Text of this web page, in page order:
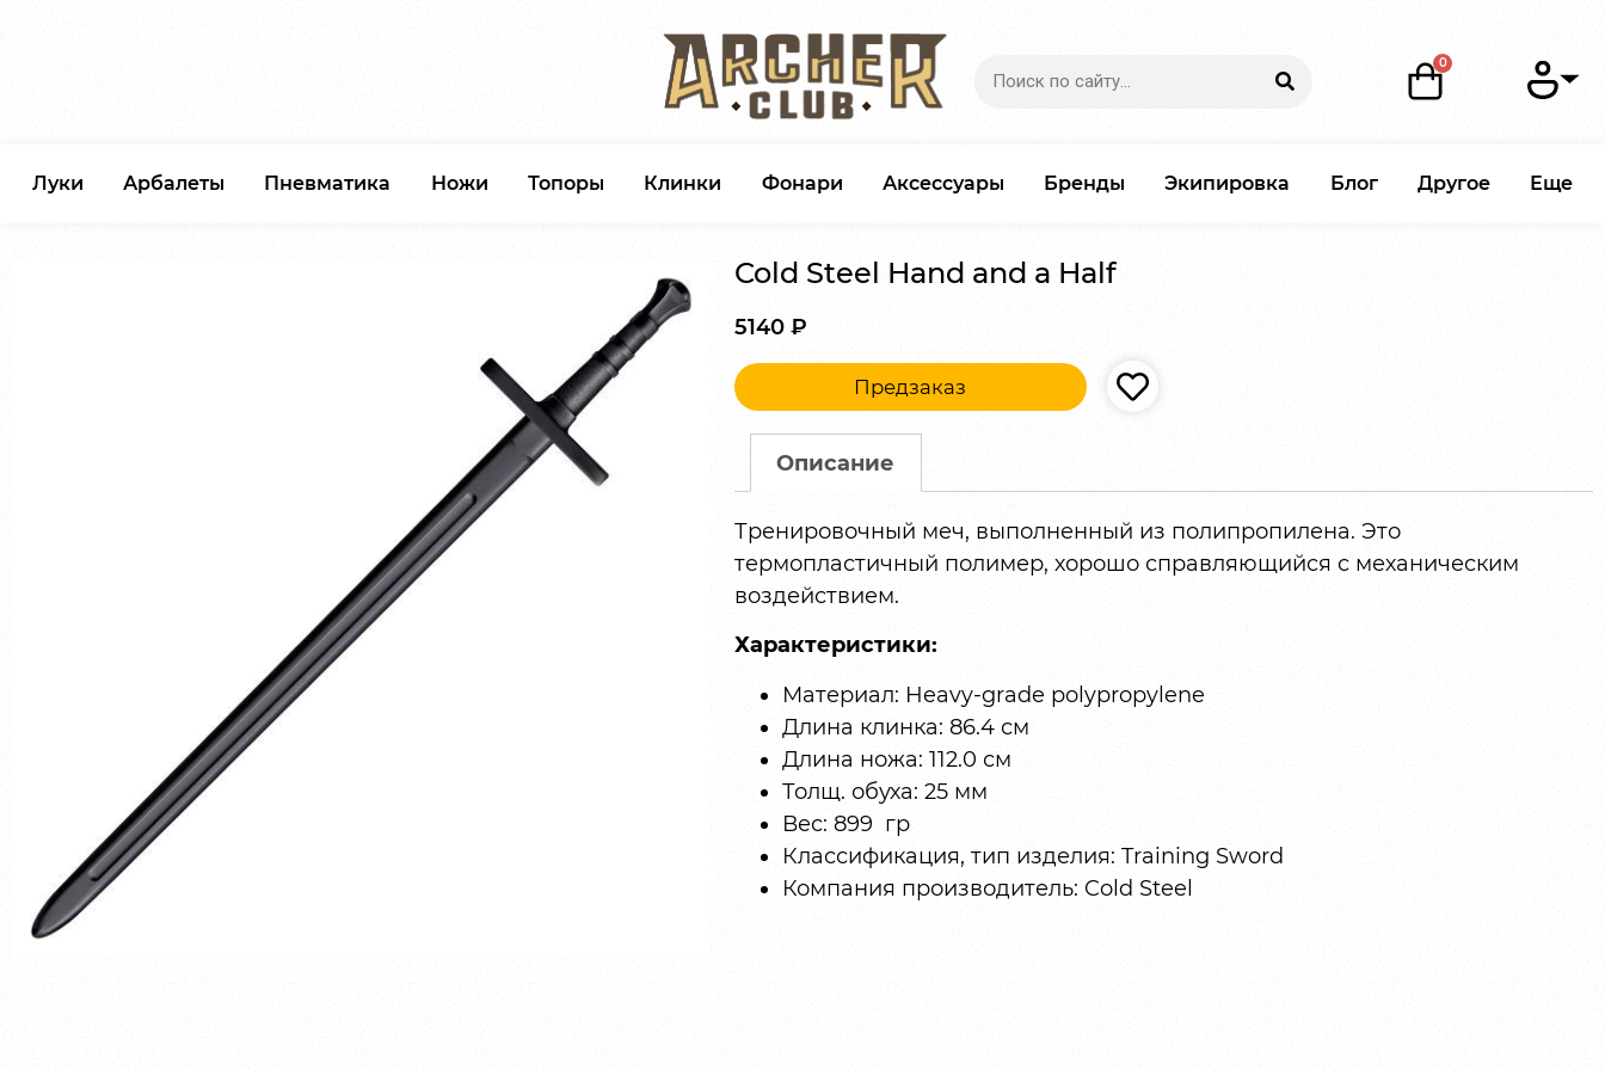
Луки Арбалеты Пневматика Ножи Топоры Клинки Фонари Аксессуары Бренды Экипировка Блог Другое Еще
Cold Steel Hand and a Half
5140 ₽
Предзаказ
Описание
Тренировочный меч, выполненный из полипропилена. Это
термопластичный полимер, хорошо справляющийся с механическим
воздействием.
Характеристики:
Материал: Heavy-grade polypropylene
Длина клинка: 86.4 см
Длина ножа: 112.0 см
Толщ. обуха: 25 мм
Вес: 899 гр
Классификация, тип изделия: Training Sword
Компания производитель: Cold Steel